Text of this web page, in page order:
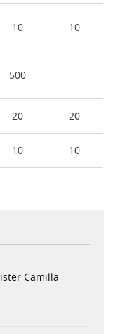
10 10
500
20 20
10 10
Camilla